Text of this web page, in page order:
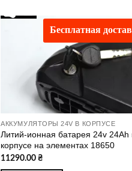
Бесплатная
до
АККУМУЛЯТОРЫ 24V В КОРПУСЕ
Литий-ионная батарея 24v 24Ah
корпусе на элементах 18650
11290.00₴